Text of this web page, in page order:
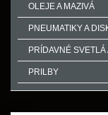
OLEJE A MAZIVÁ
PNEUMATIKY A
PRÍDAVNÉ
PRILBY